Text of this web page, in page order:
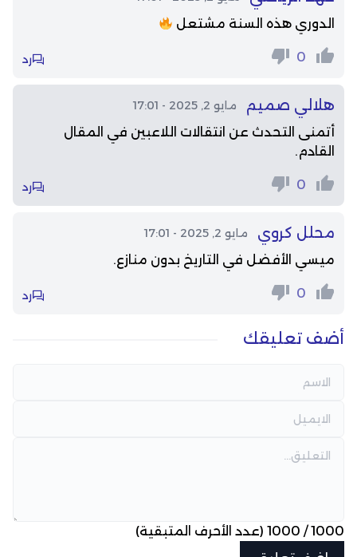
الدوري هذه السنة مشتعل
0 رد
هلالي صميم مايو 2, 2025 - 17:01
أتمنى التحدث عن انتقالات اللاعبين في المقال
القادم.
0 رد
محلل كروي مايو 2, 2025 - 17:01
ميسي الأفضل في التاريخ بدون منازع.
0 رد
أضف تعليقك
1000
/
1000 (عدد الأحرف المتبقية)